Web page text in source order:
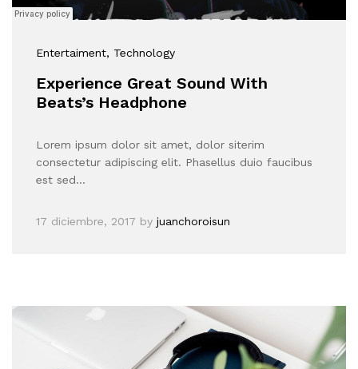
Entertaiment, Technology
Experience Great Sound With
Beats’s Headphone
Lorem ipsum dolor sit amet, dolor siterim
consectetur adipiscing elit. Phasellus duio faucibus
est sed…
17 diciembre, 2017 by juanchoroisun